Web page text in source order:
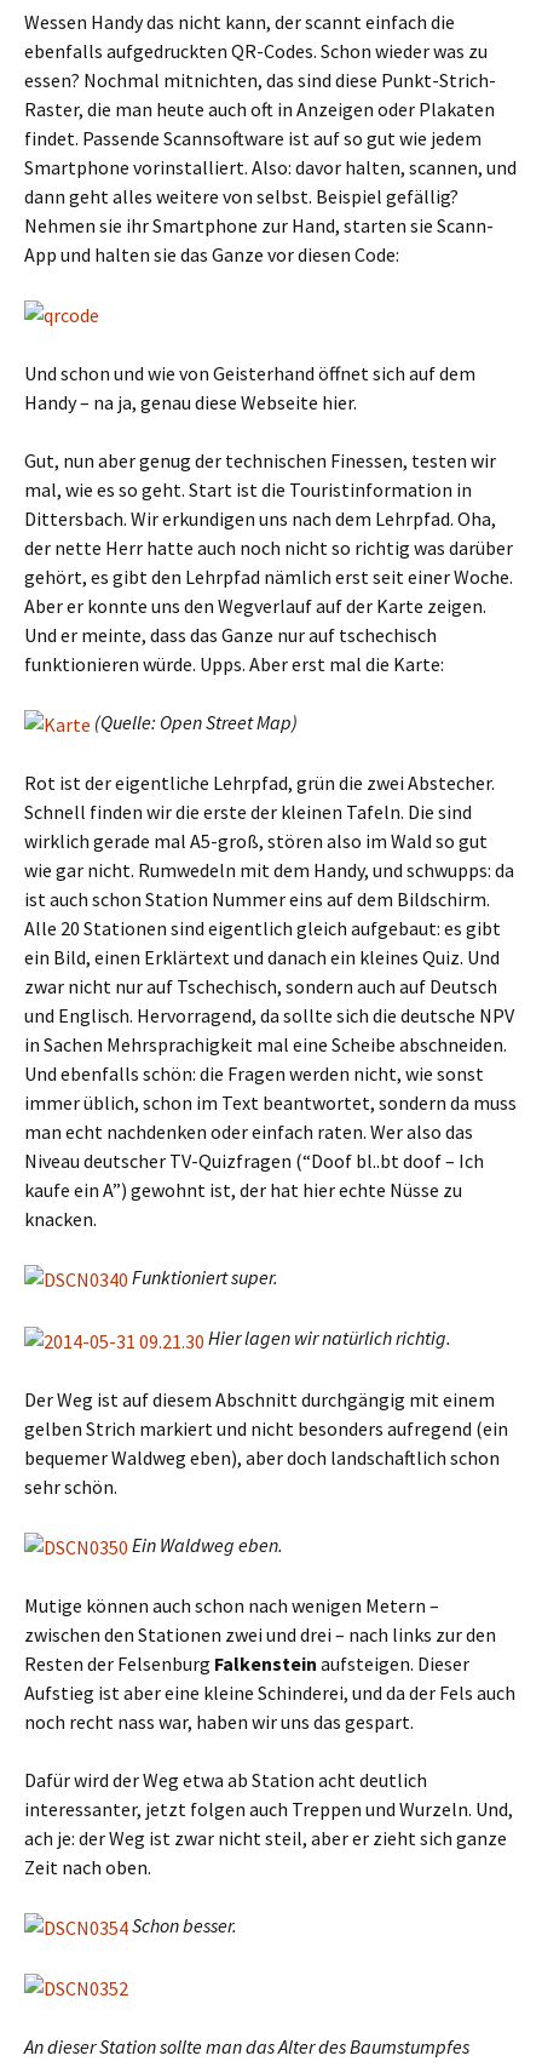
Wessen Handy das nicht kann, der scannt einfach die
ebenfalls aufgedruckten QR-Codes. Schon wieder was zu
essen? Nochmal mitnichten, das sind diese Punkt-Strich-
Raster, die man heute auch oft in Anzeigen oder Plakaten
findet. Passende Scannsoftware ist auf so gut wie jedem
Smartphone vorinstalliert. Also: davor halten, scannen, und
dann geht alles weitere von selbst. Beispiel gefällig?
Nehmen sie ihr Smartphone zur Hand, starten sie Scann-
App und halten sie das Ganze vor diesen Code:
Und schon und wie von Geisterhand öffnet sich auf dem
Handy – na ja, genau diese Webseite hier.
Gut, nun aber genug der technischen Finessen, testen wir
mal, wie es so geht. Start ist die Touristinformation in
Dittersbach. Wir erkundigen uns nach dem Lehrpfad. Oha,
der nette Herr hatte auch noch nicht so richtig was darüber
gehört, es gibt den Lehrpfad nämlich erst seit einer Woche.
Aber er konnte uns den Wegverlauf auf der Karte zeigen.
Und er meinte, dass das Ganze nur auf tschechisch
funktionieren würde. Upps. Aber erst mal die Karte:
(Quelle: Open Street Map)
Rot ist der eigentliche Lehrpfad, grün die zwei Abstecher.
Schnell finden wir die erste der kleinen Tafeln. Die sind
wirklich gerade mal A5-groß, stören also im Wald so gut
wie gar nicht. Rumwedeln mit dem Handy, und schwupps: da
ist auch schon Station Nummer eins auf dem Bildschirm.
Alle 20 Stationen sind eigentlich gleich aufgebaut: es gibt
ein Bild, einen Erklärtext und danach ein kleines Quiz. Und
zwar nicht nur auf Tschechisch, sondern auch auf Deutsch
und Englisch. Hervorragend, da sollte sich die deutsche NPV
in Sachen Mehrsprachigkeit mal eine Scheibe abschneiden.
Und ebenfalls schön: die Fragen werden nicht, wie sonst
immer üblich, schon im Text beantwortet, sondern da muss
man echt nachdenken oder einfach raten. Wer also das
Niveau deutscher TV-Quizfragen (“Doof bl..bt doof – Ich
kaufe ein A”) gewohnt ist, der hat hier echte Nüsse zu
knacken.
Funktioniert super.
Hier lagen wir natürlich richtig.
Der Weg ist auf diesem Abschnitt durchgängig mit einem
gelben Strich markiert und nicht besonders aufregend (ein
bequemer Waldweg eben), aber doch landschaftlich schon
sehr schön.
Ein Waldweg eben.
Mutige können auch schon nach wenigen Metern –
zwischen den Stationen zwei und drei – nach links zur den
Resten der Felsenburg Falkenstein aufsteigen. Dieser
Aufstieg ist aber eine kleine Schinderei, und da der Fels auch
noch recht nass war, haben wir uns das gespart.
Dafür wird der Weg etwa ab Station acht deutlich
interessanter, jetzt folgen auch Treppen und Wurzeln. Und,
ach je: der Weg ist zwar nicht steil, aber er zieht sich ganze
Zeit nach oben.
Schon besser.
An dieser Station sollte man das Alter des Baumstumpfes